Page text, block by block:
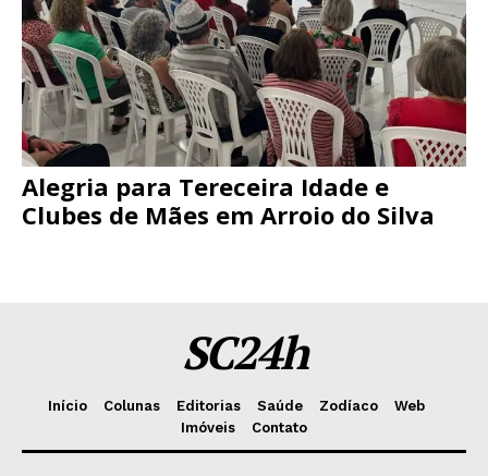
Alegria para Tereceira Idade e
Clubes de Mães em Arroio do Silva
SC24h
Início Colunas Editorias Saúde Zodíaco
Web
Imóveis
Contato